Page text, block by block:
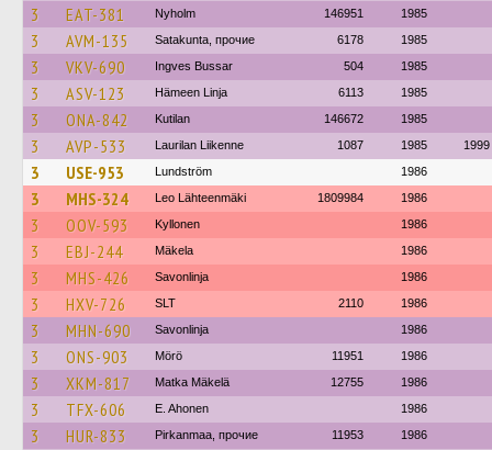
3 EAT-381 Nyholm 146951 1985
3 AVM-135 Satakunta, прочие 6178 1985
3 VKV-690 Ingves Bussar 504 1985
3 ASV-123 Hämeen Linja 6113 1985
3 ONA-842 Kutilan 146672 1985
3 AVP-533 Laurilan Liikenne 1087 1985 1999
3 USE-953 Lundström 1986
3 MHS-324 Leo Lähteenmäki 1809984 1986
3 OOV-593 Kyllonen 1986
3 EBJ-244 Mäkela 1986
3 MHS-426 Savonlinja 1986
3 HXV-726 SLT 2110 1986
3 MHN-690 Savonlinja 1986
3 ONS-903 Mörö 11951 1986
3 XKM-817 Matka Mäkelä 12755 1986
3 TFX-606 E. Ahonen 1986
3 HUR-833 Pirkanmaa, прочие 11953 1986